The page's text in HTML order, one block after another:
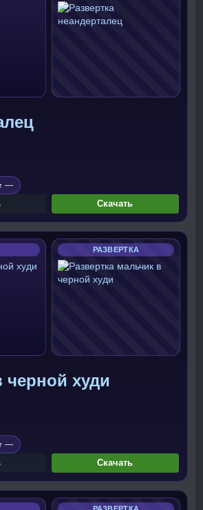
—
Скачать
РАЗВЕРТКА
черной худи
—
Скачать